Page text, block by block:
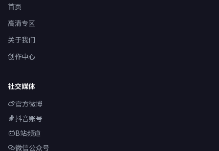
首页
高清专区
关于我们
创作中心
社交媒体
官方微博
抖音账号
B站频道
微信公众号